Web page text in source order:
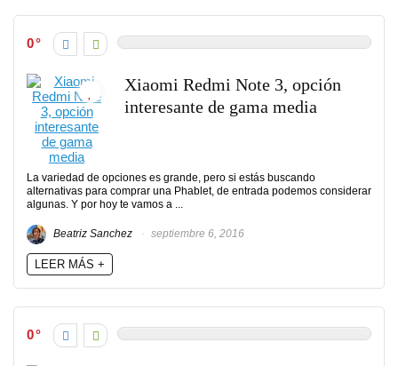
0
Xiaomi Redmi Note 3, opción
interesante de gama media
La variedad de opciones es grande, pero si estás buscando
alternativas para comprar una Phablet, de entrada podemos considerar
algunas. Y por hoy te vamos a ...
Beatriz Sanchez septiembre 6, 2016
LEER MÁS +
0